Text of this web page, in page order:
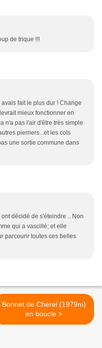
de trique !!!
fait le plus dur ! Change
mieux fonctionner en
n'a pas l'air d'être très simple
pierriers...et les cols
une sortie commune dans
décidé de s'éteindre .. Non
qui a vascillé; et elle
parcourir toutes ces belles
Bonnet de Chérel (1979m)
en boucle >